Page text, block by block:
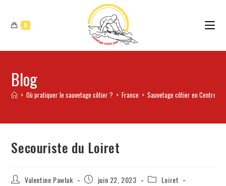
0
Blog
> Où pratiquer le sauvetage côtier ? > France > Sauvetage côtier en Centre-
Secouriste du Loiret
Valentine Pawlak juin 22, 2023
Loiret